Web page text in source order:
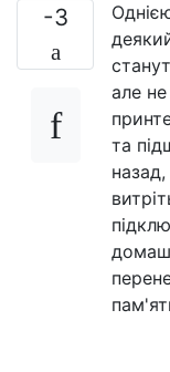
-3
але
та